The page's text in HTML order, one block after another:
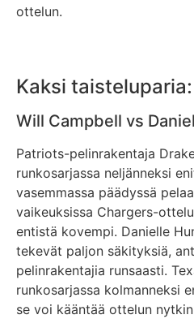
ottelun.
Kaksi taisteluparia:
Will Campbell vs
Patriots-pelinrakentaja
runkosarjassa neljänneksi
vasemmassa päädyssä
vaikeuksissa Chargers-
entistä kovempi. Danielle
tekevät paljon säkityksiä,
pelinrakentajia runsaasti.
runkosarjassa kolmanneksi
se voi kääntää ottelun